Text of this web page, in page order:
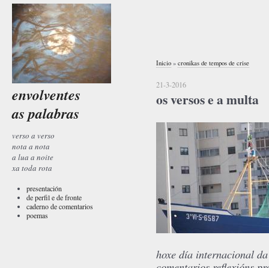
envolventes
as palabras
verso a verso
nota a nota
a lua a noite
xa toda rota
presentación
de perfil e de fronte
caderno de comentarios
poemas
Inicio » cronikas de tempos de crise
21-3-2016
os versos e a multa
hoxe día internacional